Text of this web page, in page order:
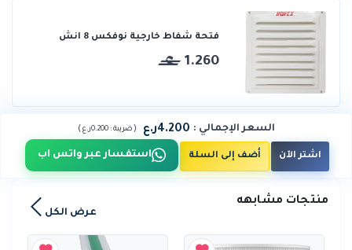
فتحة شفاط خارجية نوفكس 8 انش
1.260
السعر الإجمالي : 4.200ر.ع (ضريبة :0.200ر.ع )
اشتر الآن أضف إلى السلة استفسار عبر واتس اب
منتجات مشابهه
عرض الكل